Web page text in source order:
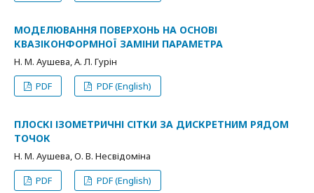
МОДЕЛЮВАННЯ ПОВЕРХОНЬ НА ОСНОВІ
КВАЗІКОНФОРМНОЇ ЗАМІНИ ПАРАМЕТРА
Н. М. Аушева, А. Л. Гурін
PDF
PDF (English)
ПЛОСКІ ІЗОМЕТРИЧНІ СІТКИ ЗА ДИСКРЕТНИМ РЯДОМ
ТОЧОК
Н. М. Аушева, О. В. Несвідоміна
PDF
PDF (English)